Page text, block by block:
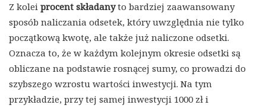
Z kolei procent składanyto bardziej zaawansowany
sposób naliczania odsetek, który uwzględnia nie tylko
początkową kwotę, ale także już naliczone odsetki.
Oznacza to, że w każdym kolejnym okresie odsetki są
obliczane na podstawie rosnącej sumy, co prowadzi do
szybszego wzrostu wartości inwestycji. Na tym
przykładzie, przy tej samej inwestycji 1000 zł i